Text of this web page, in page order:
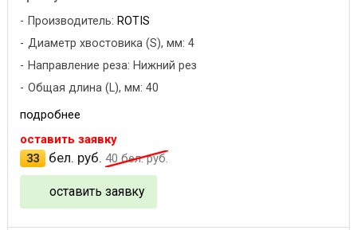
Производитель: ROTIS
Диаметр хвостовика (S), мм: 4
Направление реза: Нижний рез
Общая длина (L), мм: 40
подробнее
оставить заявку
33
бел. руб. 40бел. руб.
оставить заявку